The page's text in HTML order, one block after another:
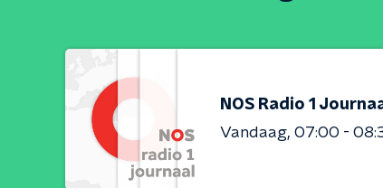
NOS Radio 1
Vandaag 07:00 -